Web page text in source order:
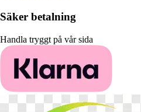
Säker betalning
Handla tryggt på vår sida